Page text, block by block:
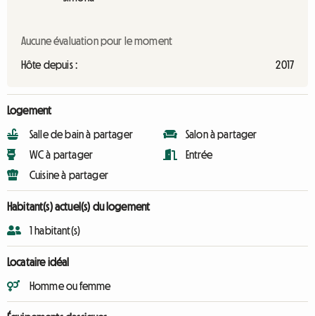
Aucune évaluation pour le moment
Hôte depuis : 2017
Logement
Salle de bain à partager
WC à partager
Cuisine à partager
Salon à partager
Entrée
Habitant(s) actuel(s) du logement
1 habitant(s)
Locataire idéal
Homme ou femme